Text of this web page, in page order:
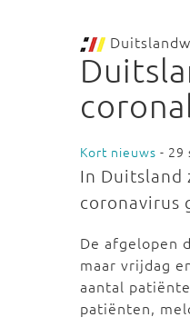
Kort nieuws - 29
In Duitsland
coronavirus
De afgelopen
maar vrijdag
aantal
patiënten,